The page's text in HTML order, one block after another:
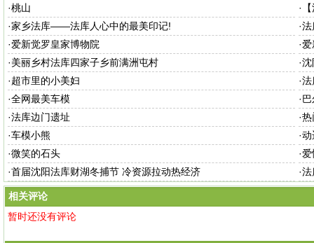
·桃山 ·
·家乡法库——法库人心中的最美印记! ·法
·爱新觉罗皇家博物院 ·爱
·美丽乡村法库四家子乡前满洲屯村 ·沈
·超市里的小美妇 ·法
·全网最美车模 ·
·法库边门遗址 ·热
·车模小熊 ·动
·微笑的石头 ·爱
·首届沈阳法库财湖冬捕节 冷资源拉动热经济 ·法
相关评论
暂时还没有评论